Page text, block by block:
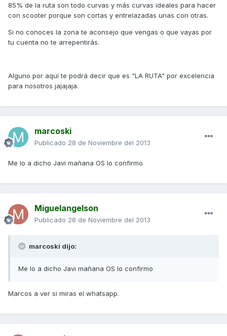
85% de la ruta son todo curvas y más curvas ideales para hacer
con scooter porque son cortas y entrelazadas unas con otras.
Si no conoces la zona te aconsejo que vengas o que vayas por
tu cuenta no te arrepentirás.
Alguno por aquí te podrá decir que es "LA RUTA" por excelencia
para nosotros jajajaja.
marcoski
Publicado 28 de Noviembre del 2013
Me lo a dicho Javi mañana OS lo confirmo
Miguelangelson
Publicado 28 de Noviembre del 2013
marcoski dijo:
Me lo a dicho Javi mañana OS lo confirmo
Marcos a ver si miras el whatsapp.